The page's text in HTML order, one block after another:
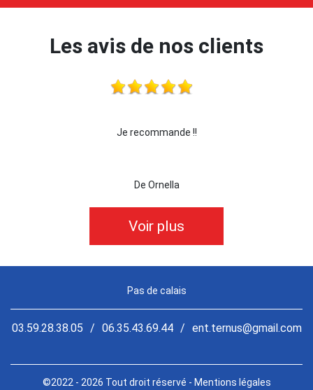
Les avis de nos clients
Je recommande !!
De Ornella
Voir plus
Pas de calais
03.59.28.38.05 / 06.35.43.69.44 / ent.ternus@gmail.com
©2022 - 2026 Tout droit réservé - Mentions légales